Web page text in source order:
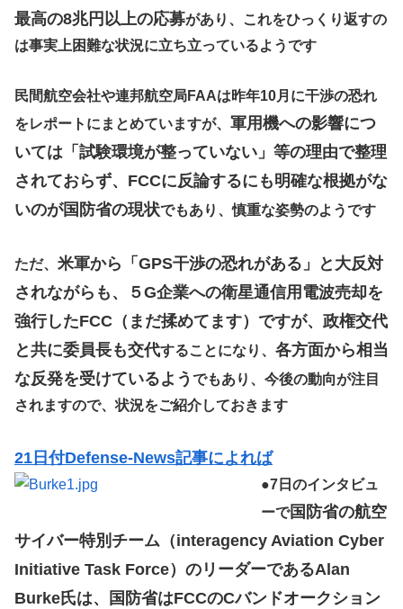
最高の8兆円以上の応募があり、これをひっくり返すの
は事実上困難な状況に立ち立っているようです
民間航空会社や連邦航空局FAAは昨年10月に干渉の恐れ
をレポートにまとめていますが、 軍用機への影響につ
いては「試験環境が整っていない」等の理由で整理
されておらず、FCCに反論するにも明確な根拠がな
いのが国防省の現状でもあり、慎重な姿勢のようです
ただ、 米軍から「GPS干渉の恐れがある」と大反対
されながらも、５G企業への衛星通信用電波売却を
強行したFCC（まだ揉めてます）ですが、政権交代
と共に委員長も交代することになり、 各方面から相当
な反発を受けているよう でもあり、今後の動向が注目
されますので、状況をご紹介しておきます
21日付Defense-News記事によれば
●7日のインタビュ
ーで国防省の航空
サイバー特別チーム（interagency Aviation Cyber
Initiative Task Force）のリーダーであるAlan
Burke氏は、国防省はFCCのCバンドオークション